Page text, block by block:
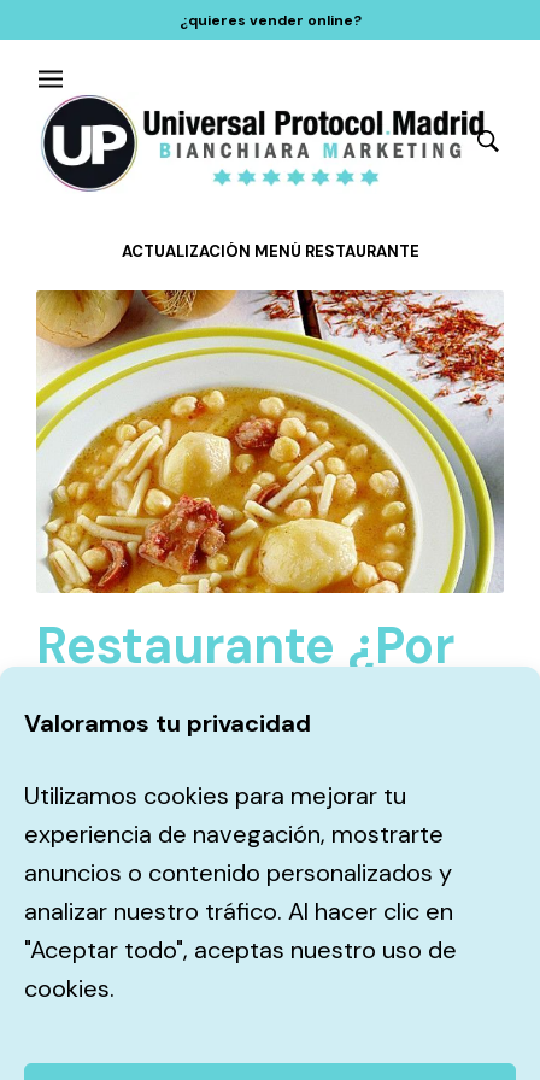
Valoramos tu privacidad
Utilizamos cookies para mejorar tu
experiencia de navegación, mostrarte
anuncios o contenido personalizados y
analizar nuestro tráfico. Al hacer clic en
"Aceptar todo", aceptas nuestro uso de
cookies.
¿quieres vender online?
ACTUALIZACIÓN MENÚ RESTAURANTE
Restaurante ¿Por
qué tus mesas no
llenas?
06/02/2026